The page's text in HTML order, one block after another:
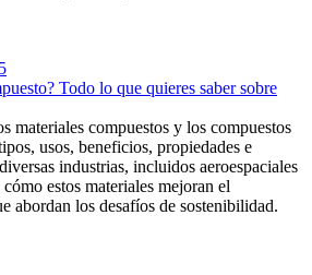
Todo lo que quieres saber sobre
materiales compuestos y los compuestos
usos, beneficios, propiedades e
industrias, incluidos aeroespaciales
estos materiales mejoran el
abordan los desafíos de sostenibilidad.